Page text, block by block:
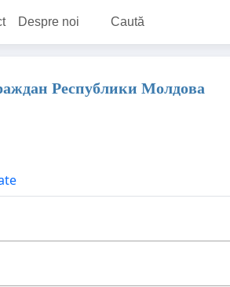
Despre noi Caută
Республики Молдова